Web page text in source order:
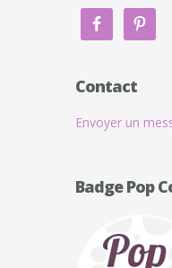
Contact
Envoyer un
Badge Pop